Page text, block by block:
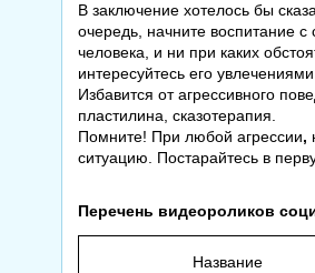
В заключение хотелось бы
очередь, начните воспитание
человека, и ни при каких
интересуйтесь его
Избавится от агрессивного
пластилина, сказотерапия.
Помните! При любой агрессии,
ситуацию. Постарайтесь в
Перечень видеороликов
Название